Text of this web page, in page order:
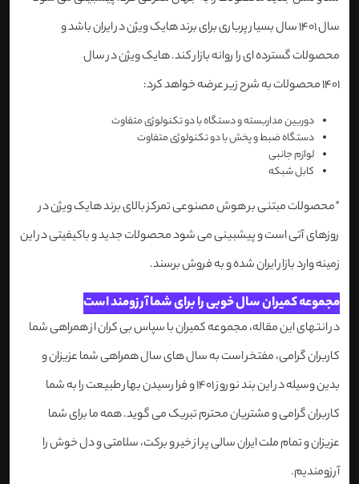
سال 1401 سال بسیار پرباری برای برند هایک ویژن در ایران باشد و
محصولات گسترده ای را روانه بازار کند. هایک ویژن در سال
1401 محصولات به شرح زیر عرضه خواهد کرد:
دوربین مداربسته و دستگاه با دو تکنولوژی متفاوت
دستگاه ضبط و پخش با دو تکنولوژی متفاوت
لوازم جانبی
کابل شبکه
*محصولات مبتنی بر هوش مصنوعی تمرکز بالای برند هایک ویژن در
روزهای آتی است و پیشبینی می شود محصولات جدید و باکیفیتی در این
زمینه وارد بازار ایران شده و به فروش برسند.
مجموعه کمیران سال خوبی را برای شما آرزومند است
در انتهای این مقاله، مجموعه کمیران با سپاس بی کران از همراهی شما
کاربران گرامی، مفتخر است به سال های سال همراهی شما عزیزان و
بدین وسیله در این بند نوروز 1401 و فرا رسیدن بهار طبیعت را به شما
کاربران گرامی و مشتریان محترم تبریک می گوید. همه ما برای شما
عزیزان و تمام ملت ایران سالی پر از خیر و برکت، سلامتی و دل خوش را
آرزومندیم.